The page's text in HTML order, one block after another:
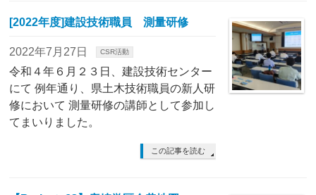
[2022年度]建設技術職員 測量研修
2022年7月27日 CSR活動
令和４年６月２３日、建設技術センター
にて 例年通り、県土木技術職員の新人研
修において 測量研修の講師として参加し
てまいりました。
この記事を読む